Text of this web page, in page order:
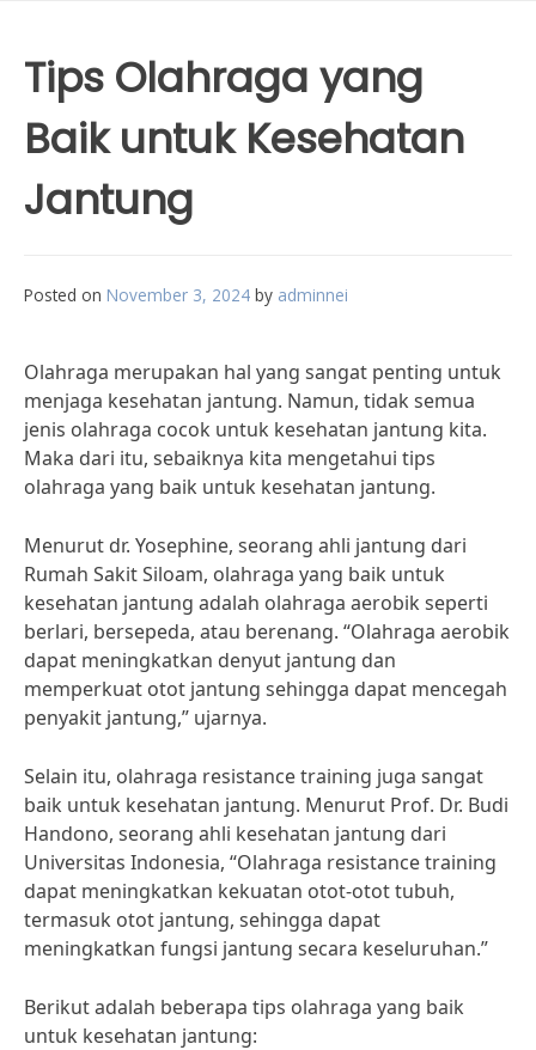
Tips Olahraga yang
Baik untuk Kesehatan
Jantung
Posted on November 3, 2024 by adminnei
Olahraga merupakan hal yang sangat penting untuk
menjaga kesehatan jantung. Namun, tidak semua
jenis olahraga cocok untuk kesehatan jantung kita.
Maka dari itu, sebaiknya kita mengetahui tips
olahraga yang baik untuk kesehatan jantung.
Menurut dr. Yosephine, seorang ahli jantung dari
Rumah Sakit Siloam, olahraga yang baik untuk
kesehatan jantung adalah olahraga aerobik seperti
berlari, bersepeda, atau berenang. “Olahraga aerobik
dapat meningkatkan denyut jantung dan
memperkuat otot jantung sehingga dapat mencegah
penyakit jantung,” ujarnya.
Selain itu, olahraga resistance training juga sangat
baik untuk kesehatan jantung. Menurut Prof. Dr. Budi
Handono, seorang ahli kesehatan jantung dari
Universitas Indonesia, “Olahraga resistance training
dapat meningkatkan kekuatan otot-otot tubuh,
termasuk otot jantung, sehingga dapat
meningkatkan fungsi jantung secara keseluruhan.”
Berikut adalah beberapa tips olahraga yang baik
untuk kesehatan jantung: